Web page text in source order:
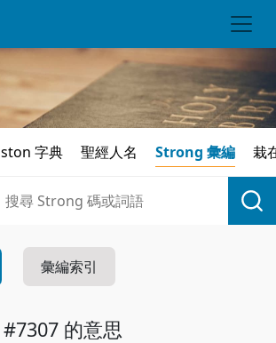
字典 聖經人名 Strong 彙編 栽
彙編索引
的意思